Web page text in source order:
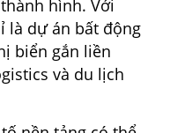
hình. Với
là dự án bất động
biển gắn liền
và du lịch